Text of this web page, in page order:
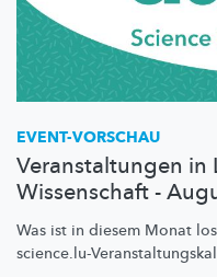
EVENT-VORSCHAU
Veranstaltungen
Wissenschaft -
Was ist in diesem Monat
science.lu-